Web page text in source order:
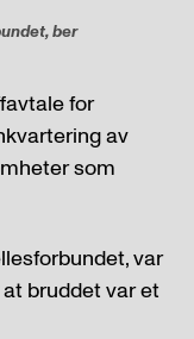
ber
for
av
som
var
bruddet var et